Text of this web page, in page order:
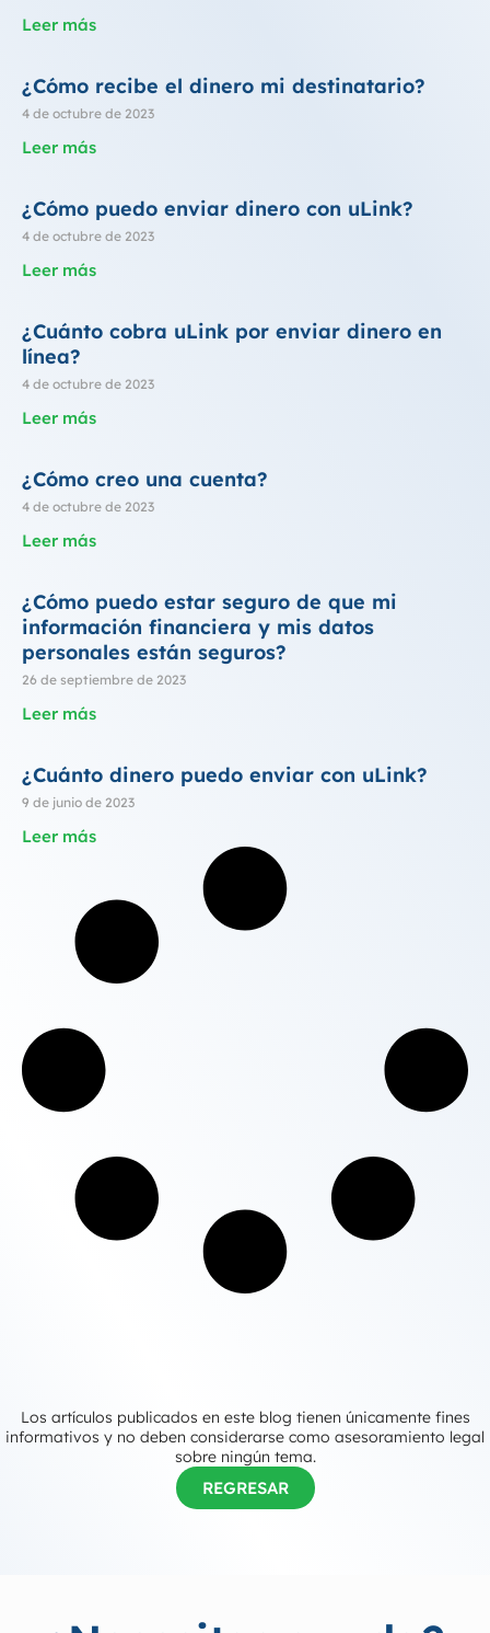
Leer más
¿Cómo recibe el dinero mi destinatario?
4 de octubre de 2023
Leer más
¿Cómo puedo enviar dinero con uLink?
4 de octubre de 2023
Leer más
¿Cuánto cobra uLink por enviar dinero en
línea?
4 de octubre de 2023
Leer más
¿Cómo creo una cuenta?
4 de octubre de 2023
Leer más
¿Cómo puedo estar seguro de que mi
información financiera y mis datos
personales están seguros?
26 de septiembre de 2023
Leer más
¿Cuánto dinero puedo enviar con uLink?
9 de junio de 2023
Leer más
Los artículos publicados en este blog tienen únicamente fines
informativos y no deben considerarse como asesoramiento legal
sobre ningún tema.
REGRESAR